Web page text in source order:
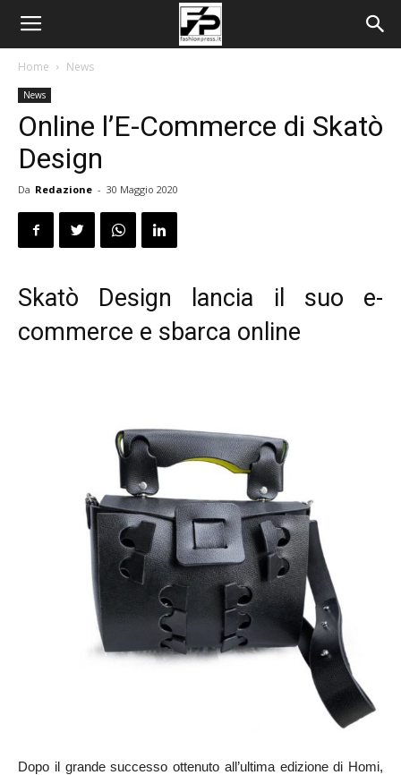
Home News
News
Online l’E-Commerce di Skatò
Design
Da Redazione - 30 Maggio 2020
Skatò Design lancia il suo e-
commerce e sbarca online
Dopo il grande successo ottenuto all’ultima edizione di Homi,